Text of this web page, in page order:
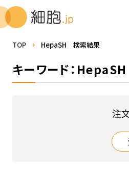
TOP HepaSH 検索結果
キーワード：HepaSH
注